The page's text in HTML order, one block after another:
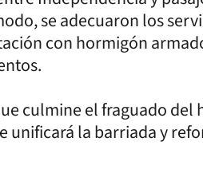
se adecuaron los
con hormigón
culmine el fraguado
unificará la barriada y